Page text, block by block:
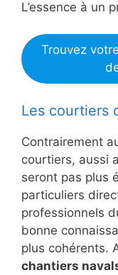
L’essence à un
Trouvez
Les courtiers
Contrairement
courtiers, aussi
seront pas plus
particuliers
professionnels
bonne
plus cohérents.
chantiers